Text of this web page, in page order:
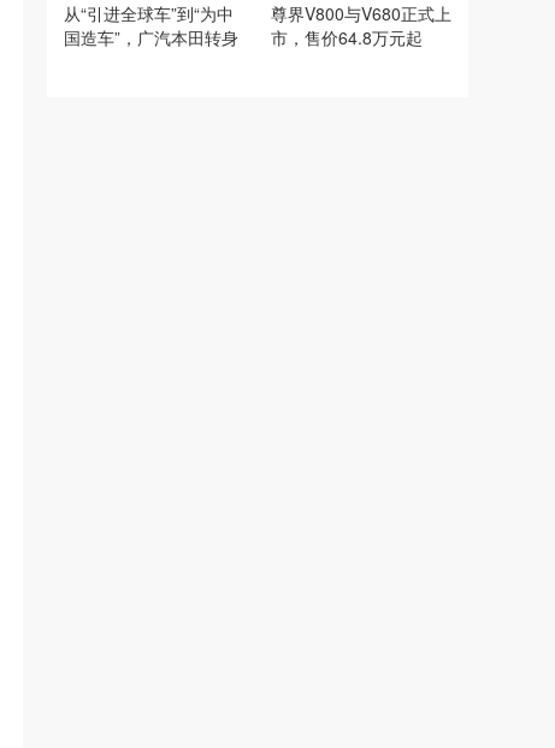
从“引进全球车”到“为中
国造车”，广汽本田转身
尊界V800与V680正式上
市，售价64.8万元起